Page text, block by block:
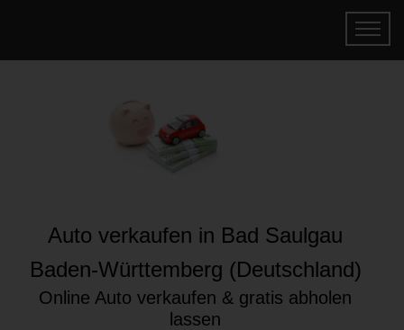
Auto verkaufen in Bad Saulgau
Baden-Württemberg (Deutschland)
Online Auto verkaufen & gratis abholen
lassen